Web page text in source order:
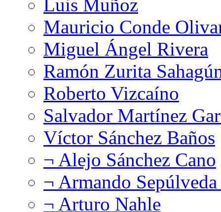
Luis Muñoz
Mauricio Conde
Miguel Ángel Rivera
Ramón Zurita
Roberto Vizcaíno
Salvador Martínez
Víctor Sánchez Baños
¬ Alejo Sánchez Cano
¬ Armando
¬ Arturo Nahle